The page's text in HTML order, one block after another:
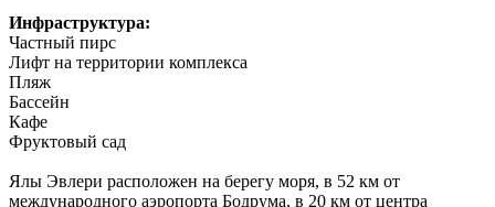
Инфраструктура:
Частный пирс
Лифт на территории комплекса
Пляж
Бассейн
Кафе
Фруктовый сад
Ялы Эвлери расположен на берегу моря, в 52 км от
международного аэропорта Бодрума, в 20 км от центра